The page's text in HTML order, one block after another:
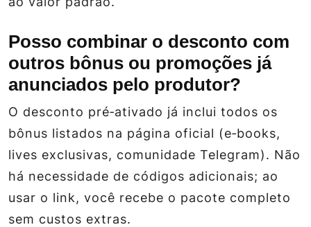
Posso combinar o desconto com
outros bônus ou promoções já
anunciados pelo produtor?
O desconto pré‑ativado já inclui todos os
bônus listados na página oficial (e‑books,
lives exclusivas, comunidade Telegram). Não
há necessidade de códigos adicionais; ao
usar o link, você recebe o pacote completo
sem custos extras.